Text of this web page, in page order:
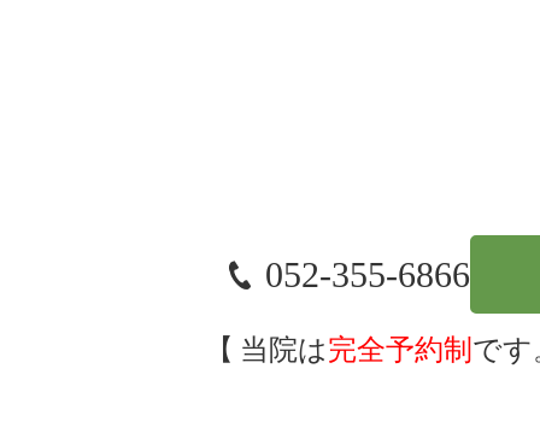
052-355-6866
当院は完全予約制 です